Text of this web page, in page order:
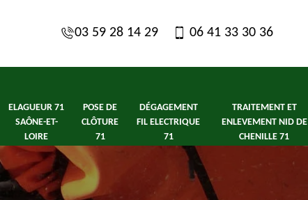
03 59 28 14 29 06 41 33 30 36
ELAGUEUR 71
SAÔNE-ET-
LOIRE
POSE DE
CLÔTURE
71
DÉGAGEMENT
FIL ELECTRIQUE
71
TRAITEMENT ET
ENLEVEMENT NID DE
CHENILLE 71